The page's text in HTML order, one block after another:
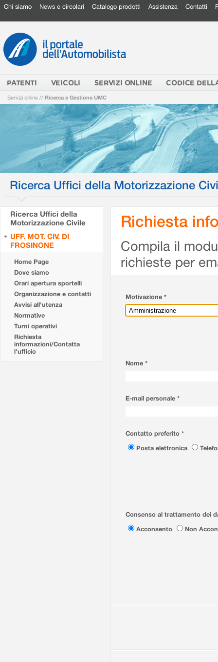
Chi siamo News e circolari Catalogo prodotti Assistenza Contatti
PATENTI VEICOLI SERVIZI ONLINE CODICE
Servizi online // Ricerca e Gestione UMC
Ricerca Uffici della Motorizzazione
Ricerca Uffici della
Motorizzazione Civile
UFF. MOT. CIV. DI
FROSINONE
Home Page
Dove siamo
Orari apertura sportelli
Organizzazione e contatti
Avvisi all'utenza
Normative
Turni operativi
Richiesta
informazioni/Contatta
l'ufficio
Richiesta
Compila il
richieste per
Motivazione *
Nome *
E-mail personale *
Contatto preferito *
Posta elettronica
Consenso al trattamento dei
Acconsento
Non